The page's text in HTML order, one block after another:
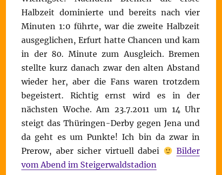
Halbzeit dominierte und bereits nach vier
Minuten 1:0 führte, war die zweite Halbzeit
ausgeglichen, Erfurt hatte Chancen und kam
in der 80. Minute zum Ausgleich. Bremen
stellte kurz danach zwar den alten Abstand
wieder her, aber die Fans waren trotzdem
begeistert. Richtig ernst wird es in der
nächsten Woche. Am 23.7.2011 um 14 Uhr
steigt das Thüringen-Derby gegen Jena und
da geht es um Punkte! Ich bin da zwar in
Prerow, aber sicher virtuell dabei
Bilder
vom Abend im Steigerwaldstadion